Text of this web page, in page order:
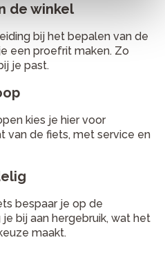
de winkel
bij het bepalen van de
een proefrit maken. Zo
je past.
kies je hier voor
van de fiets, met service en
bespaar je op de
bij aan hergebruik, wat het
maakt.